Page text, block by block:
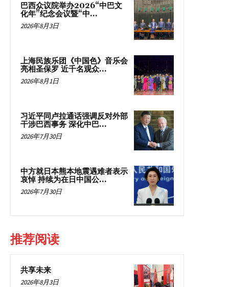
巴西众议院举办2026“中巴文
化年”纪念会议暨“中...
2026年8月3日
上海民族乐团《中国色》音乐会
亮相圣保罗 近千名观众...
2026年8月1日
习近平同卢拉通话强调反对外部
干涉巴西事务 深化中巴...
2026年7月30日
中方就日本熊本地震遇难者表示
哀悼 持续为在日中国公...
2026年7月30日
推荐阅读
共享未来
2026年8月3日